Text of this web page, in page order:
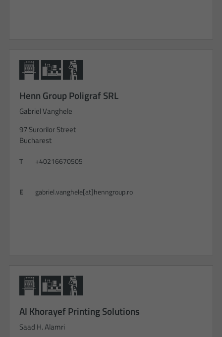
Henn Group Poligraf SRL
Gabriel Vanghele
97 Surorilor Street
Bucharest
T +40216670505
E gabriel.vanghele[at]henngroup.ro
Al Khorayef Printing Solutions
Saad H. Alamri